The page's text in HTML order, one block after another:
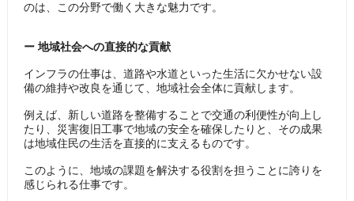
のは、この分野で働く大きな魅力です。
ー 地域社会への直接的な貢献
インフラの仕事は、道路や水道といった生活に欠かせない設
備の維持や改良を通じて、地域社会全体に貢献します。
例えば、新しい道路を整備することで交通の利便性が向上し
たり、災害復旧工事で地域の安全を確保したりと、その成果
は地域住民の生活を直接的に支えるものです。
このように、地域の課題を解決する役割を担うことに誇りを
感じられる仕事です。